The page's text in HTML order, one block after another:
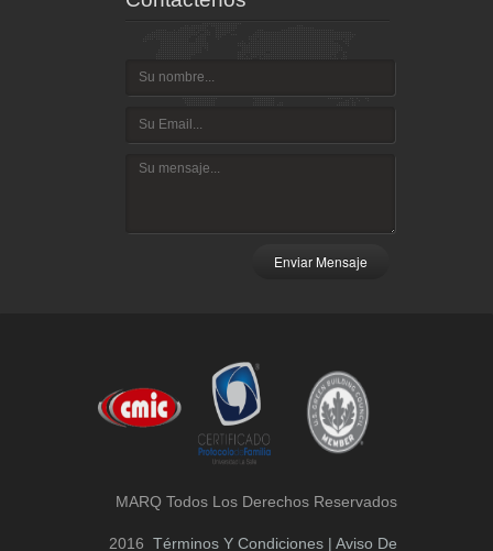
Enviar Mensaje
MARQ Todos Los Derechos Reservados
2016 Términos Y Condiciones | Aviso De